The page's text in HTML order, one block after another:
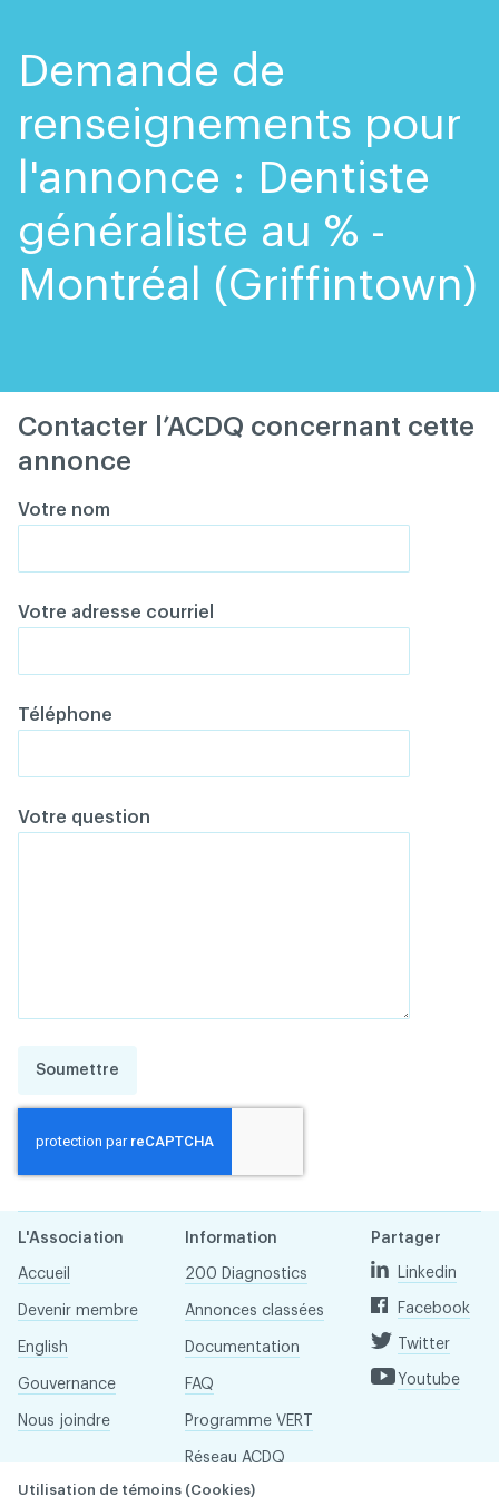
Demande de
renseignements pour
l'annonce : Dentiste
généraliste au % -
Montréal (Griffintown)
Contacter l’ACDQ concernant cette
annonce
Votre nom
Votre adresse courriel
Téléphone
Votre question
Soumettre
L'Association
Accueil
Devenir membre
English
Gouvernance
Nous joindre
Information
200 Diagnostics
Annonces classées
Documentation
FAQ
Programme VERT
Réseau ACDQ
Partager
Linkedin
Facebook
Twitter
Youtube
Utilisation de témoins (Cookies)